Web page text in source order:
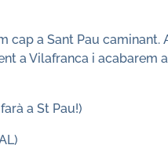
cap a Sant Pau caminant.
a Vilafranca i acabarem a
a St Pau!)